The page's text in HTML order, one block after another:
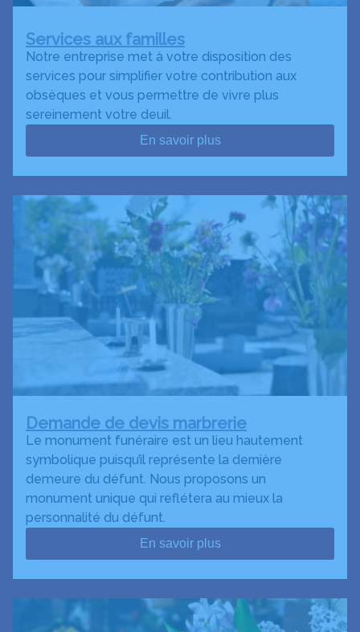
Services aux familles
Notre entreprise met à votre disposition des
services pour simplifier votre contribution aux
obsèques et vous permettre de vivre plus
sereinement votre deuil.
En savoir plus
Demande de devis marbrerie
Le monument funéraire est un lieu hautement
symbolique puisqu’il représente la dernière
demeure du défunt. Nous proposons un
monument unique qui reflétera au mieux la
personnalité du défunt.
En savoir plus